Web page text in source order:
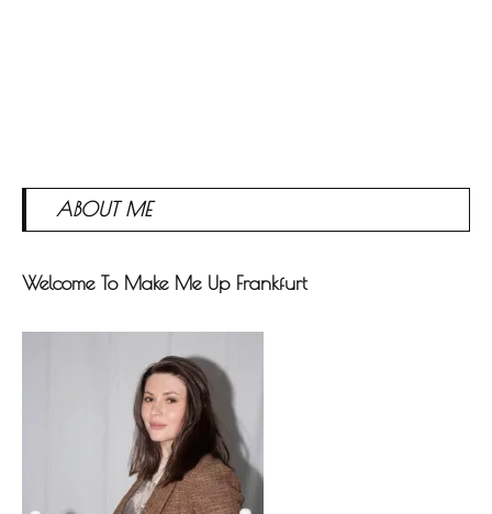
ABOUT ME
Welcome To Make Me Up Frankfurt